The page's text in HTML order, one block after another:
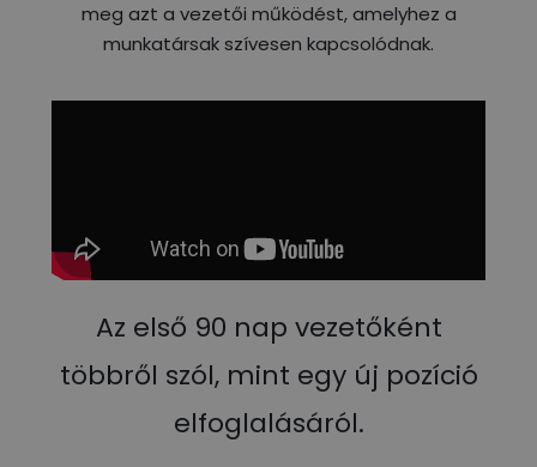
meg azt a vezetői működést, amelyhez a
munkatársak szívesen kapcsolódnak.
Az első 90 nap vezetőként
többről szól, mint egy új pozíció
elfoglalásáról.